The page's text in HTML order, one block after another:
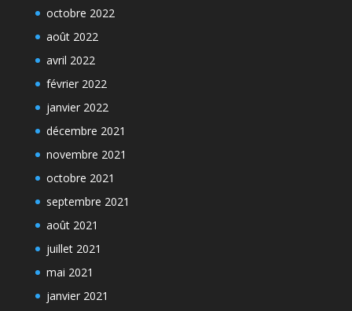
octobre 2022
août 2022
avril 2022
février 2022
janvier 2022
décembre 2021
novembre 2021
octobre 2021
septembre 2021
août 2021
juillet 2021
mai 2021
janvier 2021